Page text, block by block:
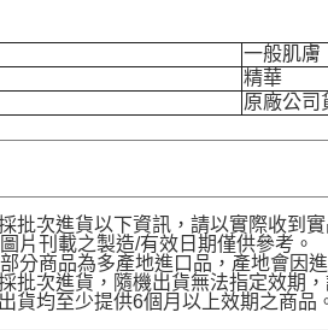
一般肌膚
精華
原廠公司
批次進貨以下資訊，請以實際收到實
刊載之製造/有效日期僅供參考。
商品為多產地進口品，產地會因進
批次進貨，隨機出貨無法指定效期
貨均至少提供6個月以上效期之商品